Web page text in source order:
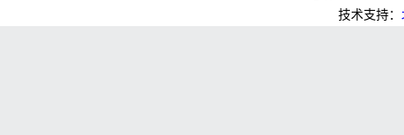
技术支持：